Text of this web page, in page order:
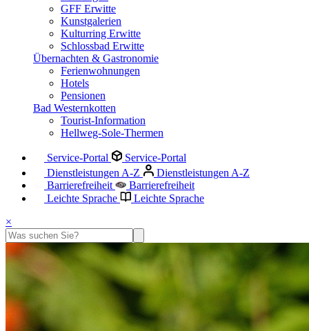
GFF Erwitte
Kunstgalerien
Kulturring Erwitte
Schlossbad Erwitte
Übernachten & Gastronomie
Ferienwohnungen
Hotels
Pensionen
Bad Westernkotten
Tourist-Information
Hellweg-Sole-Thermen
Service-Portal
Service-Portal
Dienstleistungen A-Z
Dienstleistungen A-Z
Barrierefreiheit
Barrierefreiheit
Leichte Sprache
Leichte Sprache
×